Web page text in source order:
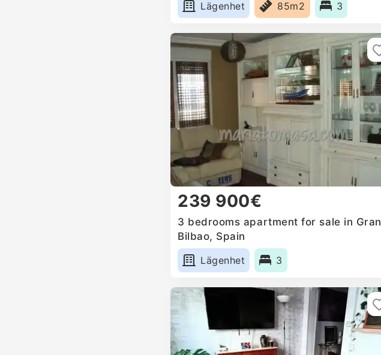
Lägenhet
85m2 3
239 900€
3 bedrooms apartment for sale in Gran
Bilbao, Spain
Lägenhet
3